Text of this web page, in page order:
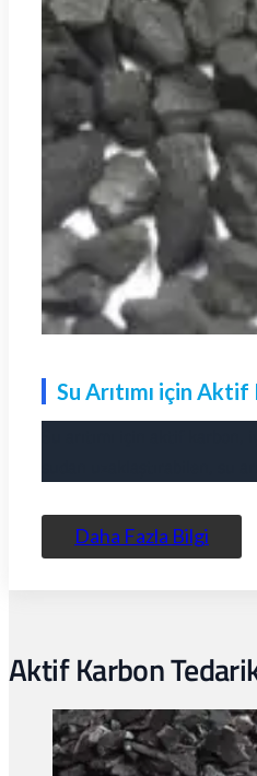
Su Arıtımı için
Daha Fazla Bilgi
Aktif Karbon